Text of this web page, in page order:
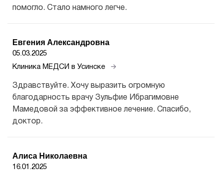
помогло. Стало намного легче.
Евгения Александровна
05.03.2025
Клиника МЕДСИ в Усинске
Здравствуйте. Хочу выразить огромную
благодарность врачу Зульфие Ибрагимовне
Мамедовой за эффективное лечение. Спасибо,
доктор.
Алиса Николаевна
16.01.2025